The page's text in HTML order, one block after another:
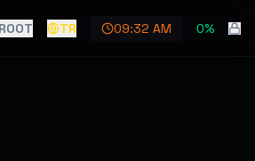
ROOT TR 09:32 AM 0%